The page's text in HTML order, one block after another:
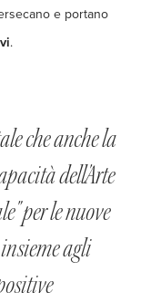
e portano
.
che anche la
dell'Arte
per le nuove
agli